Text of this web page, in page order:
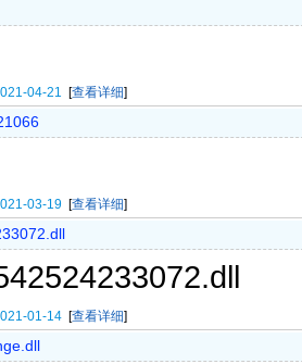
04-21 [查看详细]
03-19 [查看详细]
01-14 [查看详细]